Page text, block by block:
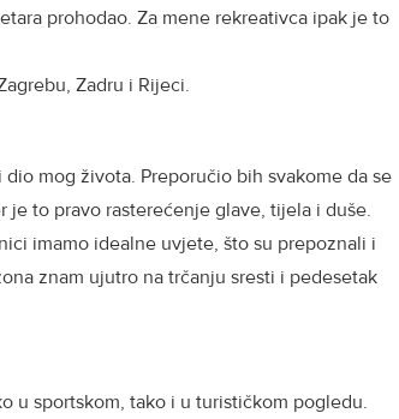
prohodao. Za mene rekreativca ipak je to
Zadru i Rijeci.
mog života. Preporučio bih svakome da se
to pravo rasterećenje glave, tijela i duše.
imamo idealne uvjete, što su prepoznali i
znam ujutro na trčanju sresti i pedesetak
u sportskom, tako i u turističkom pogledu.